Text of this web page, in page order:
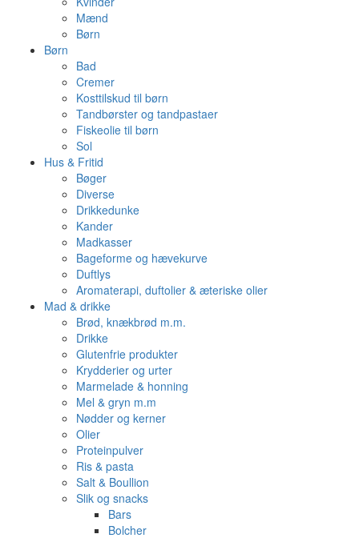
Mænd
Børn
Børn
Bad
Cremer
Kosttilskud til børn
Tandbørster og tandpastaer
Fiskeolie til børn
Sol
Hus & Fritid
Bøger
Diverse
Drikkedunke
Kander
Madkasser
Bageforme og hævekurve
Duftlys
Aromaterapi, duftolier & æteriske olier
Mad & drikke
Brød, knækbrød m.m.
Drikke
Glutenfrie produkter
Krydderier og urter
Marmelade & honning
Mel & gryn m.m
Nødder og kerner
Olier
Proteinpulver
Ris & pasta
Salt & Boullion
Slik og snacks
Bars
Bolcher